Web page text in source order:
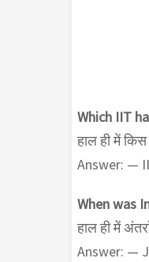
Which IIT
हाल ही में किस
Answer: —
When was
हाल ही में
Answer: —